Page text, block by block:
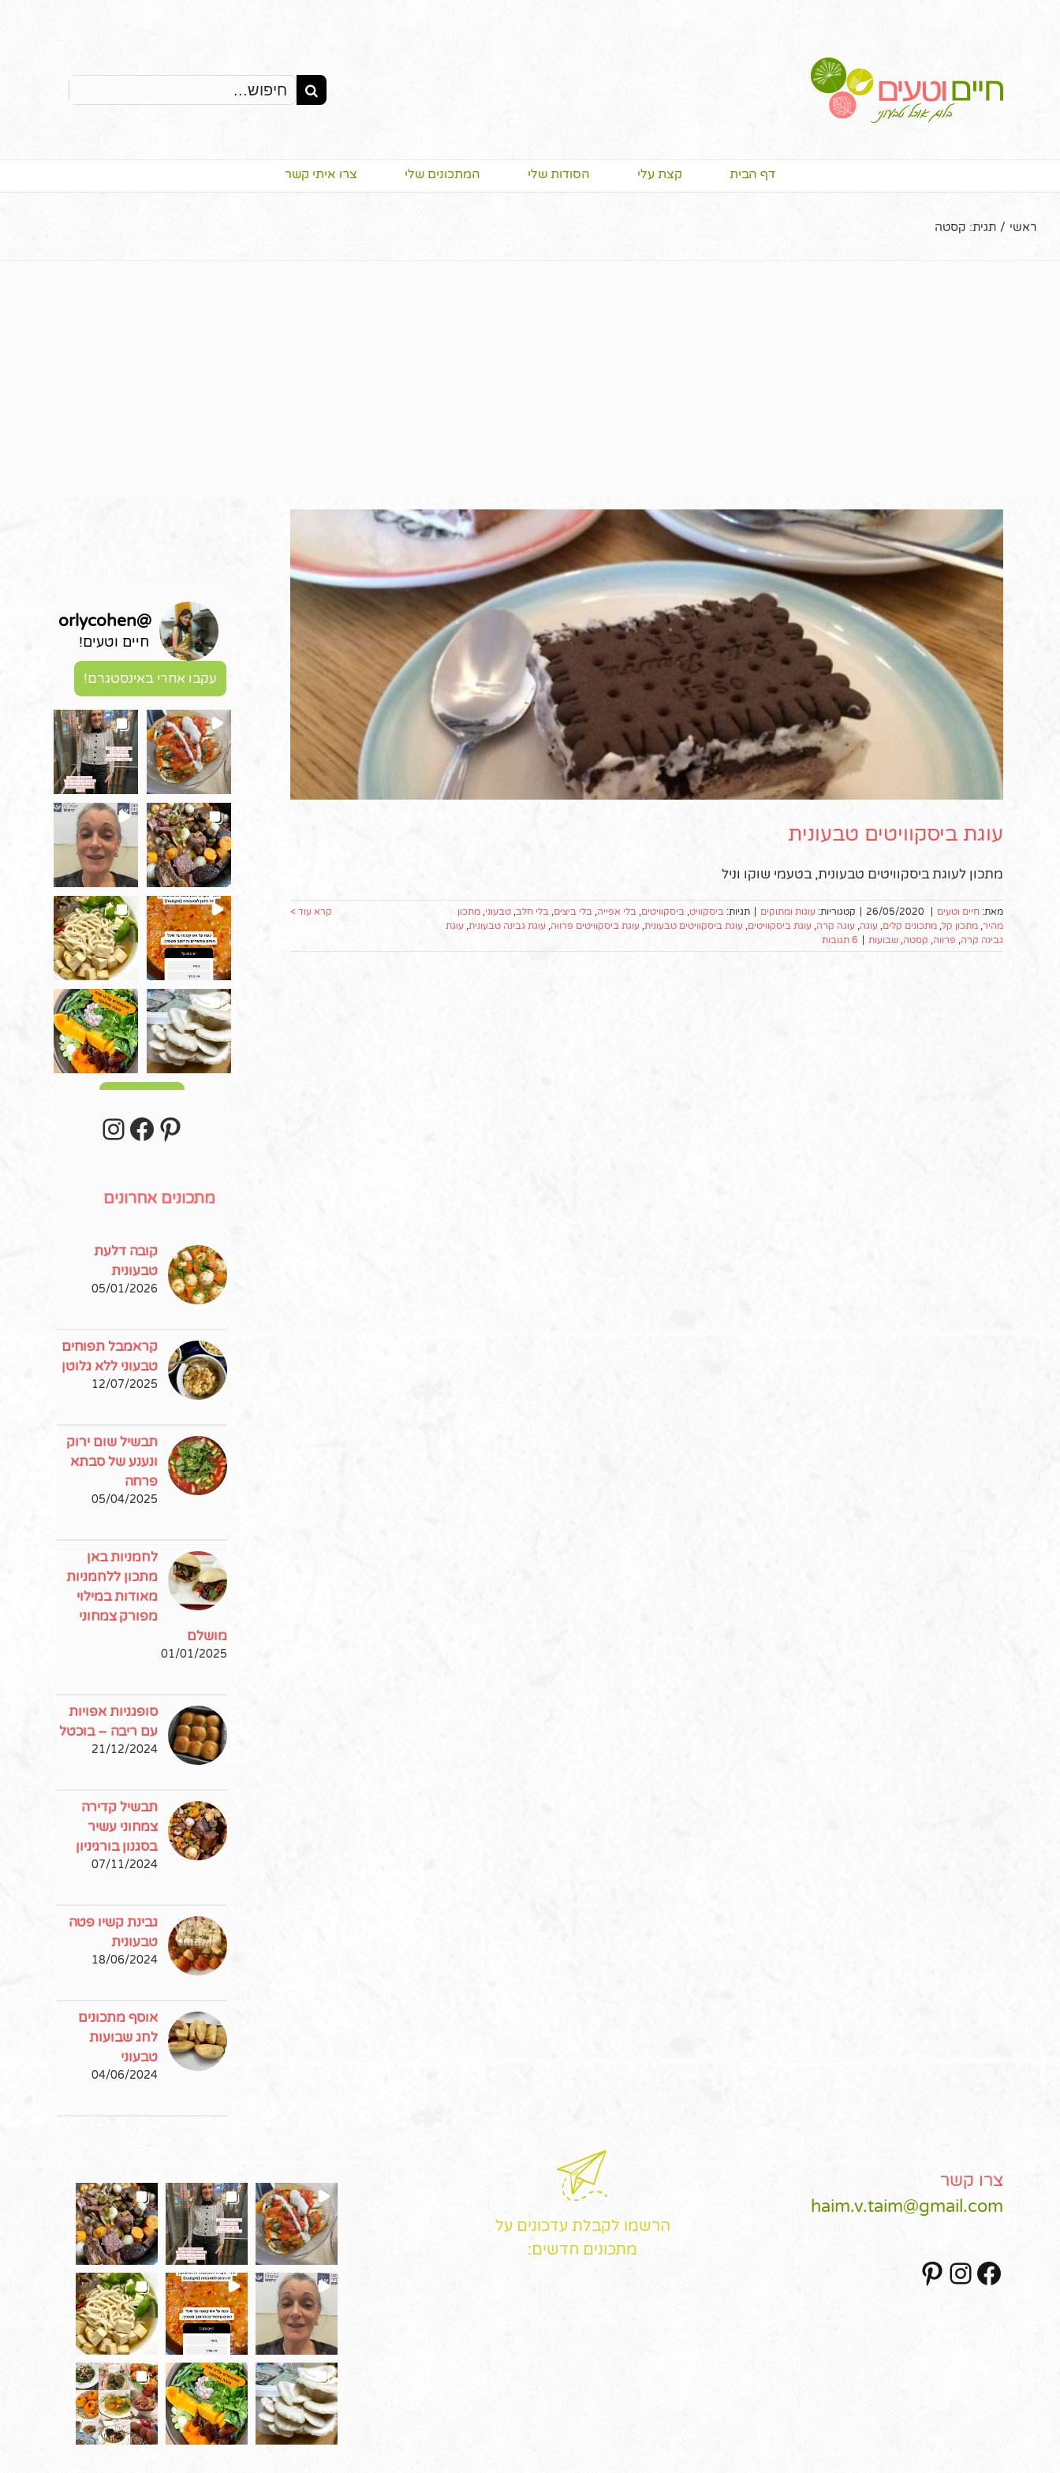
Search
for:
דף הבית קצת עלי הסודות שלי המתכונים שלי צרו איתי קשר
ראשי / תגית: קסטה
עוגת ביסקוויטים טבעונית
מתכון לעוגת ביסקוויטים טבעונית, בטעמי שוקו וניל
מאת: חיים וטעים |
26/05/2020
| קטגוריות: עוגות ומתוקים | תגיות: ביסקוויט ביסקוויטים בלי אפייה בלי ביצים בלי חלב טבעוני מתכון
מהיר מתכון קל מתכונים קלים עוגה עוגה קרה עוגת ביסקוויטים עוגת ביסקוויטים טבעונית עוגת ביסקוויטים פרווה עוגת גבינה טבעונית עוגת
גבינה קרה פרווה קסטה שבועות | 6 תגובות
קרא עוד >
@
orlycohen
חיים וטעים!
עקבו אחרי באינסטגרם!
Pinterest
מתכונים אחרונים
קובה דלעת
טבעונית
05/01/2026
קראמבל תפוחים
טבעוני ללא גלוטן
12/07/2025
תבשיל שום ירוק
ונענע של סבתא
פרחה
05/04/2025
לחמניות באן
מתכון ללחמניות
מאודות במילוי
מפורק צמחוני
מושלם
01/01/2025
סופגניות אפויות
עם ריבה – בוכטל
21/12/2024
תבשיל קדירה
צמחוני עשיר
בסגנון בורגיניון
07/11/2024
גבינת קשיו פטה
טבעונית
18/06/2024
אוסף מתכונים
לחג שבועות
טבעוני
04/06/2024
צרו קשר
haim.v.taim@gmail.com
Facebook
Instagram
הרשמו לקבלת עדכונים על
מתכונים חדשים: